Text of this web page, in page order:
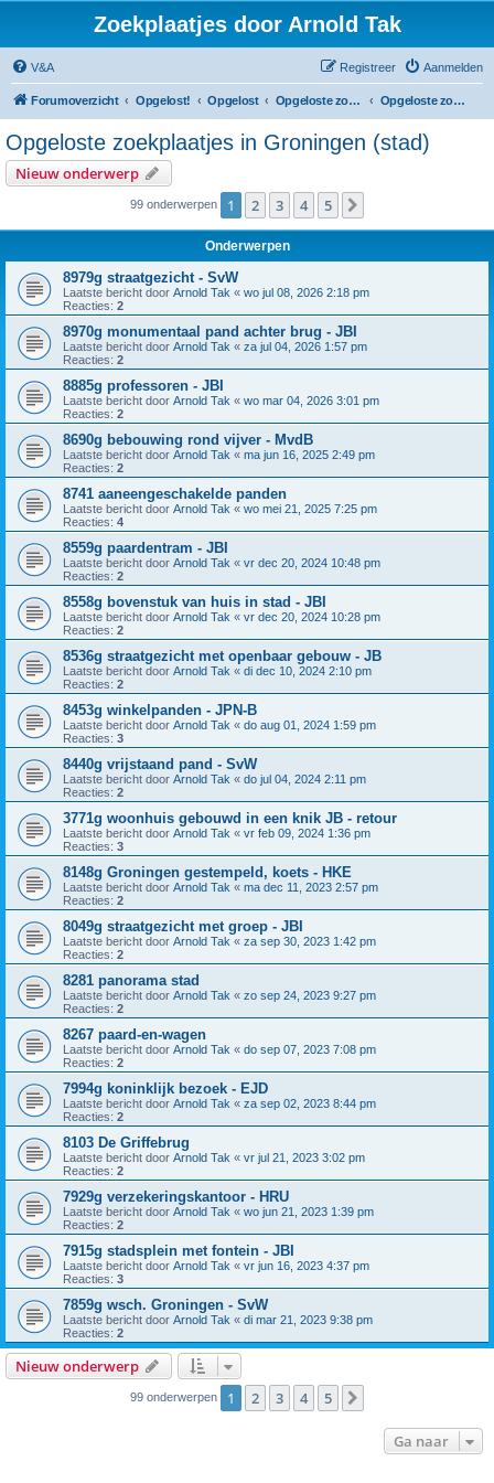
Zoekplaatjes door Arnold Tak
V&A Aanmelden
Registreer
Forumoverzicht Opgelost! Opgelost Opgeloste zoekplaatjes in Groningen Opgeloste zoekplaatjes in Groningen (stad)
Opgeloste zoekplaatjes in Groningen (stad)
Nieuw onderwerp
99 onderwerpen 1 2 3 4 5
Onderwerpen
8979g straatgezicht - SvW
Laatste bericht door Arnold Tak « wo jul 08, 2026 2:18 pm
Reacties: 2
8970g monumentaal pand achter brug - JBI
Laatste bericht door Arnold Tak « za jul 04, 2026 1:57 pm
Reacties: 2
8885g professoren - JBI
Laatste bericht door Arnold Tak « wo mar 04, 2026 3:01 pm
Reacties: 2
8690g bebouwing rond vijver - MvdB
Laatste bericht door Arnold Tak « ma jun 16, 2025 2:49 pm
Reacties: 2
8741 aaneengeschakelde panden
Laatste bericht door Arnold Tak « wo mei 21, 2025 7:25 pm
Reacties: 4
8559g paardentram - JBI
Laatste bericht door Arnold Tak « vr dec 20, 2024 10:48 pm
Reacties: 2
8558g bovenstuk van huis in stad - JBI
Laatste bericht door Arnold Tak « vr dec 20, 2024 10:28 pm
Reacties: 2
8536g straatgezicht met openbaar gebouw - JB
Laatste bericht door Arnold Tak « di dec 10, 2024 2:10 pm
Reacties: 2
8453g winkelpanden - JPN-B
Laatste bericht door Arnold Tak « do aug 01, 2024 1:59 pm
Reacties: 3
8440g vrijstaand pand - SvW
Laatste bericht door Arnold Tak « do jul 04, 2024 2:11 pm
Reacties: 2
3771g woonhuis gebouwd in een knik JB - retour
Laatste bericht door Arnold Tak « vr feb 09, 2024 1:36 pm
Reacties: 3
8148g Groningen gestempeld, koets - HKE
Laatste bericht door Arnold Tak « ma dec 11, 2023 2:57 pm
Reacties: 2
8049g straatgezicht met groep - JBI
Laatste bericht door Arnold Tak « za sep 30, 2023 1:42 pm
Reacties: 2
8281 panorama stad
Laatste bericht door Arnold Tak « zo sep 24, 2023 9:27 pm
Reacties: 2
8267 paard-en-wagen
Laatste bericht door Arnold Tak « do sep 07, 2023 7:08 pm
Reacties: 2
7994g koninklijk bezoek - EJD
Laatste bericht door Arnold Tak « za sep 02, 2023 8:44 pm
Reacties: 2
8103 De Griffebrug
Laatste bericht door Arnold Tak « vr jul 21, 2023 3:02 pm
Reacties: 2
7929g verzekeringskantoor - HRU
Laatste bericht door Arnold Tak « wo jun 21, 2023 1:39 pm
Reacties: 2
7915g stadsplein met fontein - JBI
Laatste bericht door Arnold Tak « vr jun 16, 2023 4:37 pm
Reacties: 3
7859g wsch. Groningen - SvW
Laatste bericht door Arnold Tak « di mar 21, 2023 9:38 pm
Reacties: 2
Nieuw onderwerp
99 onderwerpen 1 2 3 4 5
Ga naar